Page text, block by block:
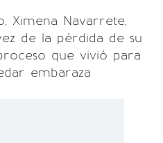
Ximena Navarrete,
de la pérdida de su
que vivió para
embaraza